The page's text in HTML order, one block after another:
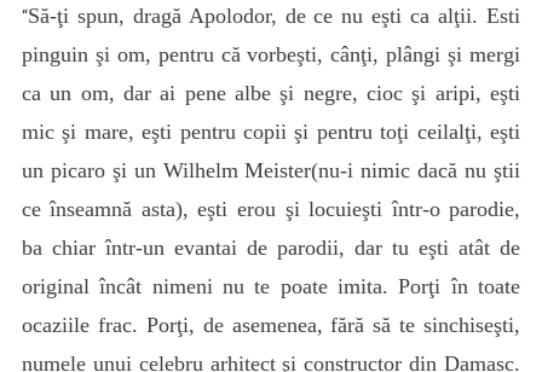
“Să-ţi spun, dragă Apolodor, de ce nu eşti ca alţii. Esti
pinguin şi om, pentru că vorbeşti, cânţi, plângi şi mergi
ca un om, dar ai pene albe şi negre, cioc şi aripi, eşti
mic şi mare, eşti pentru copii şi pentru toţi ceilalţi, eşti
un picaro şi un Wilhelm Meister(nu-i nimic dacă nu ştii
ce înseamnă asta), eşti erou şi locuieşti într-o parodie,
ba chiar într-un evantai de parodii, dar tu eşti atât de
original încât nimeni nu te poate imita. Porţi în toate
ocaziile frac. Porţi, de asemenea, fără să te sinchiseşti,
numele unui celebru arhitect şi constructor din Damasc.